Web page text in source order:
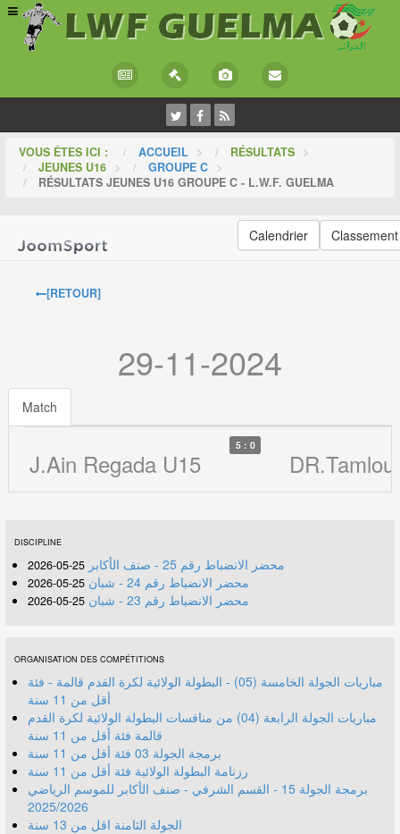
VOUS ÊTES ICI : ACCUEIL > RÉSULTATS >
JEUNES U16 > GROUPE C >
RÉSULTATS JEUNES U16 GROUPE C - L.W.F. GUELMA
Calendrier Classement
[RETOUR]
29-11-2024
Match
J.Ain Regada U15
5 : 0
DISCIPLINE
محضر الانضباط رقم 25 - صنف الأكابر 25-05-2026
محضر الانضباط رقم 24 - شبان 25-05-2026
محضر الانضباط رقم 23 - شبان 25-05-2026
ORGANISATION DES COMPÉTITIONS
مباريات الجولة الخامسة (05) - البطولة الولائية لكرة القدم قالمة - فئة
أقل من 11 سنة
مباريات الجولة الرابعة (04) من منافسات البطولة الولائية لكرة القدم
قالمة فئة أقل من 11 سنة
برمجة الجولة 03 فئة أقل من 11 سنة
رزنامة البطولة الولائية فئة أقل من 11 سنة
برمجة الجولة 15 - القسم الشرفي - صنف الأكابر للموسم الرياضي
2025/2026
الجولة الثامنة اقل من 13 سنة